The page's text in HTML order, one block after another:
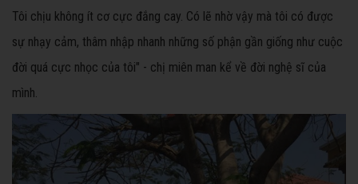
Tôi chịu không ít cơ cực đắng cay. Có lẽ nhờ vậy mà tôi có được
sự nhạy cảm, thâm nhập nhanh những số phận gần giống như cuộc
đời quá cực nhọc của tôi" - chị miên man kể về đời nghệ sĩ của
mình.